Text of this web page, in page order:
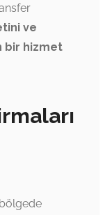
ve
bir hizmet